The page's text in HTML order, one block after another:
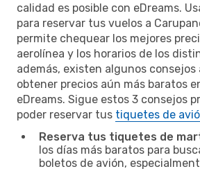
calidad es posible con eDreams.
para reservar tus vuelos a
permite chequear los mejores
aerolínea y los horarios de los
además, existen algunos consejos
obtener precios aún más baratos
eDreams. Sigue estos 3 consejos
poder reservar tus tiquetes de
Reserva tus tiquetes de
los días más baratos para
boletos de avión,